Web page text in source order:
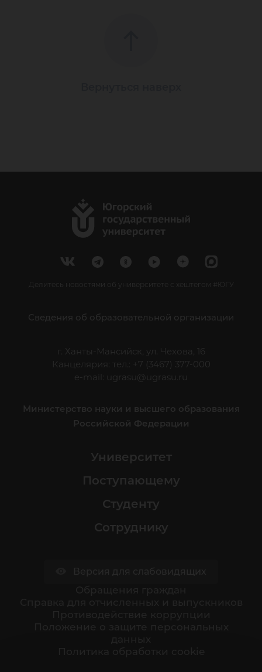
Делитесь новостями об университете с хештегом #ЮГУ
Сведения об образовательной организации
г. Ханты-Мансийск, ул. Чехова, 16
Канцелярия: тел.: +7 (3467) 377-000
e-mail:
ugrasu@ugrasu.ru
Министерство науки и высшего образования
Российской Федерации
Университет
Поступающему
Студенту
Сотруднику